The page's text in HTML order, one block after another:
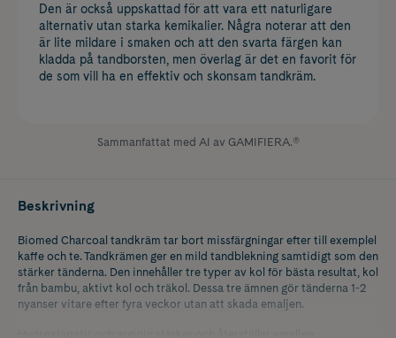
Den är också uppskattad för att vara ett naturligare
alternativ utan starka kemikalier. Några noterar att den
är lite mildare i smaken och att den svarta färgen kan
kladda på tandborsten, men överlag är det en favorit för
de som vill ha en effektiv och skonsam tandkräm.
Sammanfattat med AI av GAMIFIERA.®
Beskrivning
Biomed Charcoal tandkräm tar bort missfärgningar efter till exemplel
kaffe och te. Tandkrämen ger en mild tandblekning samtidigt som den
stärker tänderna. Den innehåller tre typer av kol för bästa resultat, kol
från bambu, aktivt kol och träkol. Dessa tre ämnen gör tänderna 1-2
nyanser vitare efter fyra veckor utan att skada emaljen.